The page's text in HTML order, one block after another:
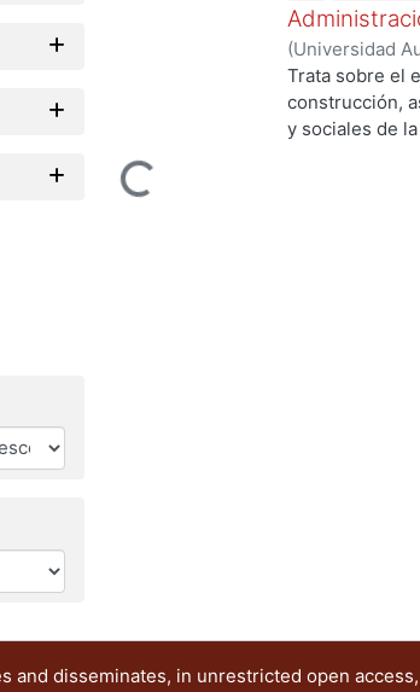
Loading...
(Universidad
Artes para el
Poó Rubio,
Utrilla, César
Trata sobre el
construcción,
y sociales de
and disseminates, in unrestricted open